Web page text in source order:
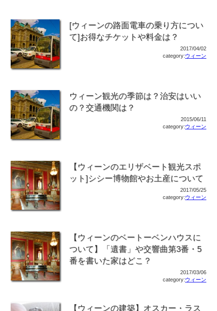
[ウィーンの路面電車の乗り方につい
て]お得なチケットや料金は？
2017/04/02
category:ウィーン
ウィーン観光の季節は？治安はいい
の？交通機関は？
2015/06/11
category:ウィーン
【ウィーンのエリザベート観光スポ
ット]シシー博物館やお土産について
2017/05/25
category:ウィーン
【ウィーンのベートーベンハウスに
ついて】「遺書」や交響曲第3番・5
番を書いた家はどこ？
2017/03/06
category:ウィーン
【ウィーンの建築】オスカー・ラス